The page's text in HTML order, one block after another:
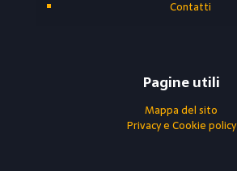
Contatti
Pagine utili
Mappa del sito
Privacy e Cookie policy